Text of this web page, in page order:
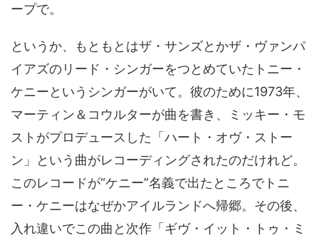
ープで。
というか、もともとはザ・サンズとかザ・ヴァンパ
イアズのリード・シンガーをつとめていたトニー・
ケニーというシンガーがいて。彼のために1973年、
マーティン＆コウルターが曲を書き、ミッキー・モ
ストがプロデュースした「ハート・オヴ・ストー
ン」という曲がレコーディングされたのだけれど。
このレコードが“ケニー”名義で出たところでトニ
ー・ケニーはなぜかアイルランドへ帰郷。その後、
入れ違いでこの曲と次作「ギヴ・イット・トゥ・ミ